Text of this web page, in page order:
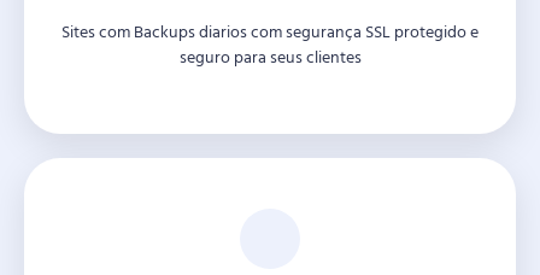
Sites com Backups diarios com segurança SSL protegido e
seguro para seus clientes